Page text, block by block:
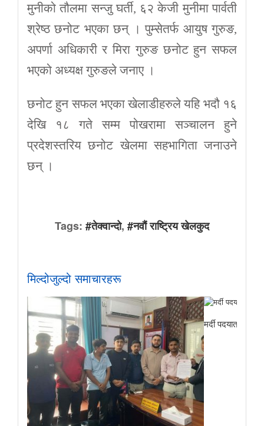
मुनीको तौलमा सन्जु घर्ती, ६२ केजी मुनीमा पार्वती
श्रेष्ठ छनोट भएका छन् । पुम्सेतर्फ आयुष गुरुङ,
अपर्णा अधिकारी र मिरा गुरुङ छनोट हुन सफल
भएको अध्यक्ष गुरुङले जनाए ।
छनोट हुन सफल भएका खेलाडीहरुले यहि भदौ १६
देखि १८ गते सम्म पोखरामा सञ्चालन हुने
प्रदेशस्तरिय छनोट खेलमा सहभागिता जनाउने
छन् ।
Tags: #तेक्वान्दो, #नवौं राष्ट्रिय खेलकुद
मिल्दोजुल्दो समाचारहरू
मर्दी